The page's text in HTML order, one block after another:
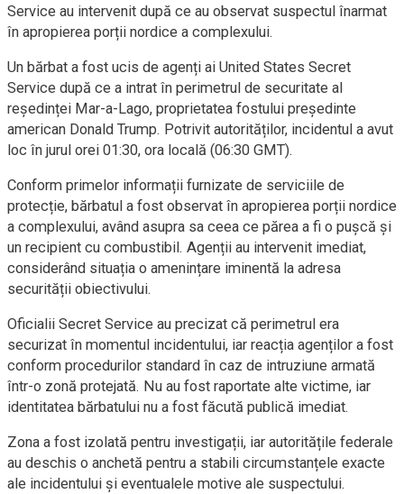
Service au intervenit după ce au observat suspectul înarmat
în apropierea porții nordice a complexului.
Un bărbat a fost ucis de agenți ai United States Secret
Service după ce a intrat în perimetrul de securitate al
reședinței Mar-a-Lago, proprietatea fostului președinte
american Donald Trump. Potrivit autorităților, incidentul a avut
loc în jurul orei 01:30, ora locală (06:30 GMT).
Conform primelor informații furnizate de serviciile de
protecție, bărbatul a fost observat în apropierea porții nordice
a complexului, având asupra sa ceea ce părea a fi o pușcă și
un recipient cu combustibil. Agenții au intervenit imediat,
considerând situația o amenințare iminentă la adresa
securității obiectivului.
Oficialii Secret Service au precizat că perimetrul era
securizat în momentul incidentului, iar reacția agenților a fost
conform procedurilor standard în caz de intruziune armată
într-o zonă protejată. Nu au fost raportate alte victime, iar
identitatea bărbatului nu a fost făcută publică imediat.
Zona a fost izolată pentru investigații, iar autoritățile federale
au deschis o anchetă pentru a stabili circumstanțele exacte
ale incidentului și eventualele motive ale suspectului.